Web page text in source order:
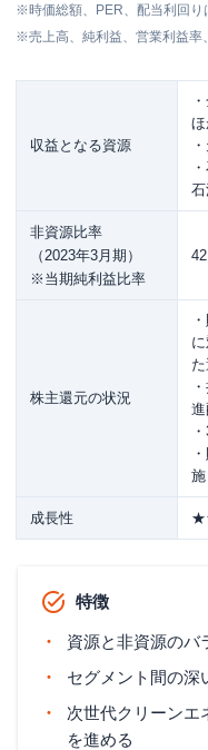
※時価総額、PER、配当利回
※売上高、純利益、営業利益率
収益となる資源
ほ
石
非資源比率
（2023年3月期）
※当期純利益比率
株主還元の状況
進
施
成長性
特徴
資源と非資源のバ
セグメント間の深
次世代クリーンエ
を進める